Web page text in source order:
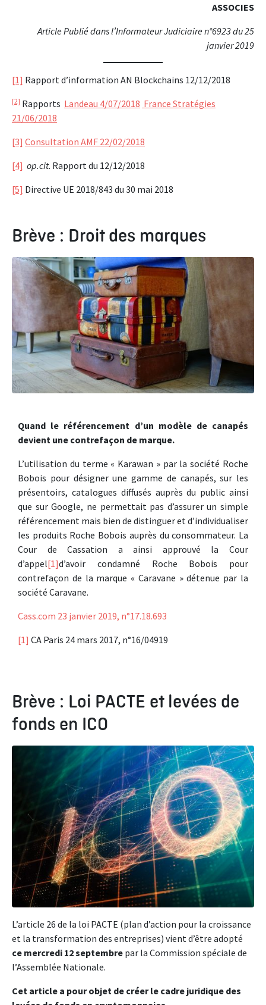
ASSOCIES
Article Publié dans l’Informateur Judiciaire n°6923 du 25
janvier 2019
[1] Rapport d’information AN Blockchains 12/12/2018
[2] Rapports Landeau 4/07/2018 France Stratégies
21/06/2018
[3] Consultation AMF 22/02/2018
[4] op.cit. Rapport du 12/12/2018
[5] Directive UE 2018/843 du 30 mai 2018
Brève : Droit des marques
Quand le référencement d’un modèle de canapés
devient une contrefaçon de marque.
L’utilisation du terme « Karawan » par la société Roche
Bobois pour désigner une gamme de canapés, sur les
présentoirs, catalogues diffusés auprès du public ainsi
que sur Google, ne permettait pas d’assurer un simple
référencement mais bien de distinguer et d’individualiser
les produits Roche Bobois auprès du consommateur. La
Cour de Cassation a ainsi approuvé la Cour
d’appel[1]d’avoir condamné Roche Bobois pour
contrefaçon de la marque « Caravane » détenue par la
société Caravane.
Cass.com 23 janvier 2019, n°17.18.693
[1] CA Paris 24 mars 2017, n°16/04919
Brève : Loi PACTE et levées de
fonds en ICO
L’article 26 de la loi PACTE (plan d’action pour la croissance
et la transformation des entreprises) vient d’être adopté
ce mercredi 12 septembre par la Commission spéciale de
l’Assemblée Nationale.
Cet article a pour objet de créer le cadre juridique des